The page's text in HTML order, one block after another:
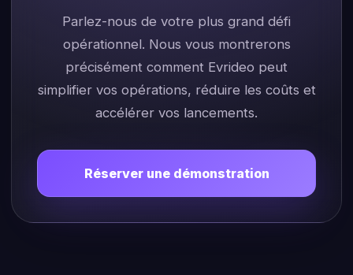
Parlez-nous de votre plus grand défi
opérationnel. Nous vous montrerons
précisément comment Evrideo peut
simplifier vos opérations, réduire les coûts et
accélérer vos lancements.
Réserver une démonstration